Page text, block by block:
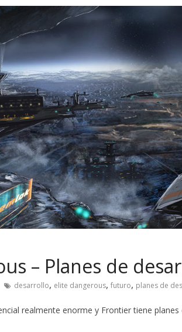
– Planes de
desarrollo, elite dangerous, futuro, planes de
realmente enorme y Frontier tiene